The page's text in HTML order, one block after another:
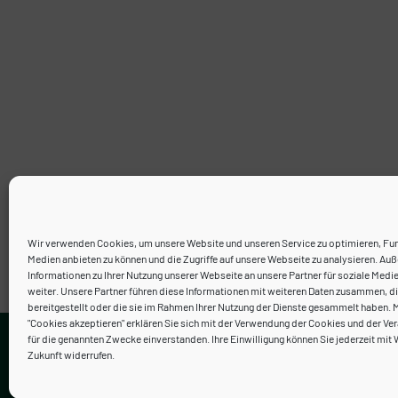
Wir verwenden Cookies, um unsere Website und unseren Service zu optimieren,
Medien anbieten zu können und die Zugriffe auf unsere Webseite zu analysieren.
Informationen zu Ihrer Nutzung unserer Webseite an unsere Partner für soziale
weiter. Unsere Partner führen diese Informationen mit weiteren Daten zusammen,
bereitgestellt oder die sie im Rahmen Ihrer Nutzung der Dienste gesammelt haben.
"Cookies akzeptieren" erklären Sie sich mit der Verwendung der Cookies und der
für die genannten Zwecke einverstanden. Ihre Einwilligung können Sie jederzeit mit
Zukunft widerrufen.
Kontakt